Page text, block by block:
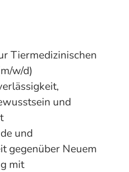
Tiermedizinischen
w/d)
und
und
gegenüber Neuem
mit